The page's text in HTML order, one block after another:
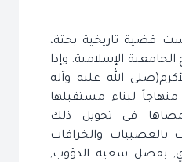
قضية تاريخية بحتة،
الإسلامية. وإذا
الله عليه وآله
لبناء مستقبلها
في تحويل ذلك
بالعصبيات والخرافات
بفضل سعيه الدؤوب,